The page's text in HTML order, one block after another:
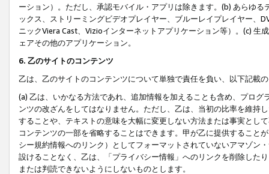
ーション）。ただし、承認モバイル・アプリは除きます。(b) あらゆ
ックス、ストリーミングビデオプレイヤー、ブルーレイプレイヤー、
ニックViera Cast、Vizioインターネットアプリケーション等）。(c)
ェアその他のアプリケーション。
6. 乙のサイトのコンテンツ
乙は、乙のサイトのコンテンツについて単独で責任を負い、以下記載
(a) 乙は、いかなる方法であれ、追加情報を加えることも含め、プロ
ンツの改ざんをしてはなりません。ただし、乙は、当初の比率を維持
することや、テキストの意味を大幅に変更しない方法または事実とし
コンテンツの一部を省略することはできます。甲が乙に提供すること
シー規約情報へのリンク）としてフォーマットされていないアマゾン
設けることなく、乙は、「プライバシー情報」へのリンクを削除した
または判読できないようにしないものとします。